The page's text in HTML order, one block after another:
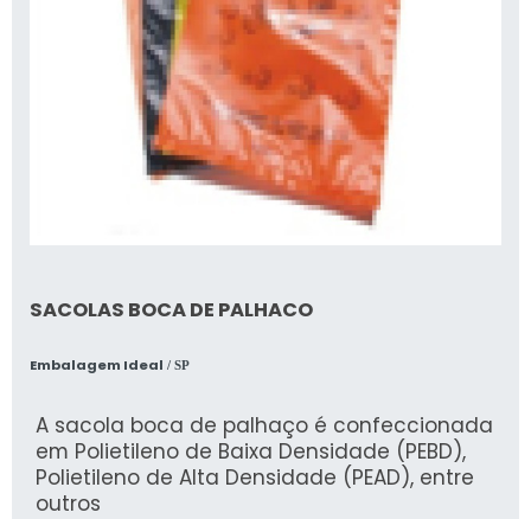
SACOLAS BOCA DE PALHACO
Embalagem Ideal / SP
A sacola boca de palhaço é confeccionada
em Polietileno de Baixa Densidade (PEBD),
Polietileno de Alta Densidade (PEAD), entre
outros